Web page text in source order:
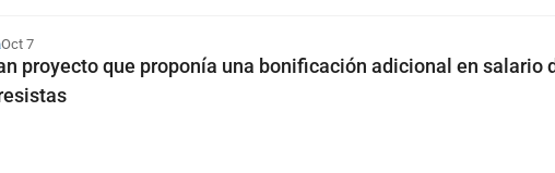
Oct 7
proyecto que proponía una bonificación adicional en salario